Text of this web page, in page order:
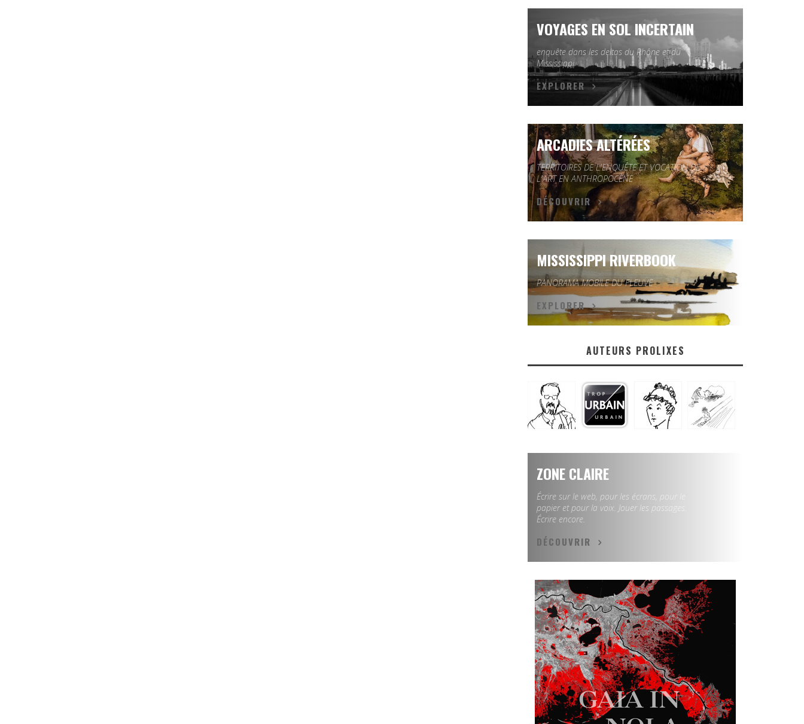
VOYAGES EN SOL INCERTAIN
enquête dans les deltas du Rhône et du
Mississippi
EXPLORER
ARCADIES ALTÉRÉES
TERRITOIRES DE L'ENQUÊTE ET VOCATION DE
L'ART EN ANTHROPOCÈNE
DÉCOUVRIR
MISSISSIPPI RIVERBOOK
PANORAMA MOBILE DU FLEUVE
EXPLORER
AUTEURS PROLIXES
ZONE CLAIRE
Écrire sur le web, pour les écrans, pour le
papier et pour la voix. Jouer les passages.
Écrire encore.
DÉCOUVRIR